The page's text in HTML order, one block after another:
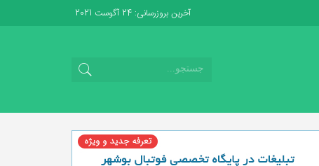
آخرین بروزرسانی: 24 آگوست 2021